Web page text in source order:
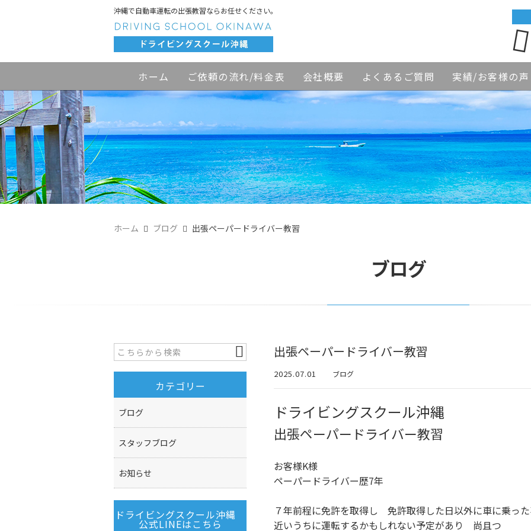
沖縄で自動車運転の出張教習ならお任せください。
ホーム ご依頼の流れ/料金表 会社概要 よくあるご質問 実績/お客様の声
ホーム ブログ 出張ペーパードライバー教習
ブログ
出張ペーパードライバー教習
2025.07.01 ブログ
ドライビングスクール沖縄
出張ペーパードライバー教習
お客様K様
ペーパードライバー歴7年
７年前程に免許を取得し 免許取得した日以外に車に乗っ
近いうちに運転するかもしれない予定があり 尚且つ
カテゴリー
ブログ
スタッフブログ
お知らせ
ドライビングスクール沖縄
公式LINEはこちら